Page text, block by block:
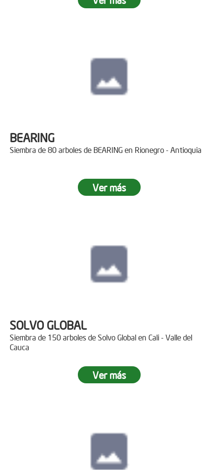
BEARING
Siembra de 80 arboles de BEARING en Rionegro - Antioquia
Ver más
SOLVO GLOBAL
Siembra de 150 arboles de Solvo Global en Cali - Valle del
Cauca
Ver más